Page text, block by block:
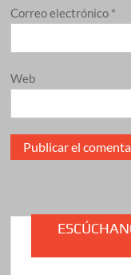
Correo electrónico *
Web